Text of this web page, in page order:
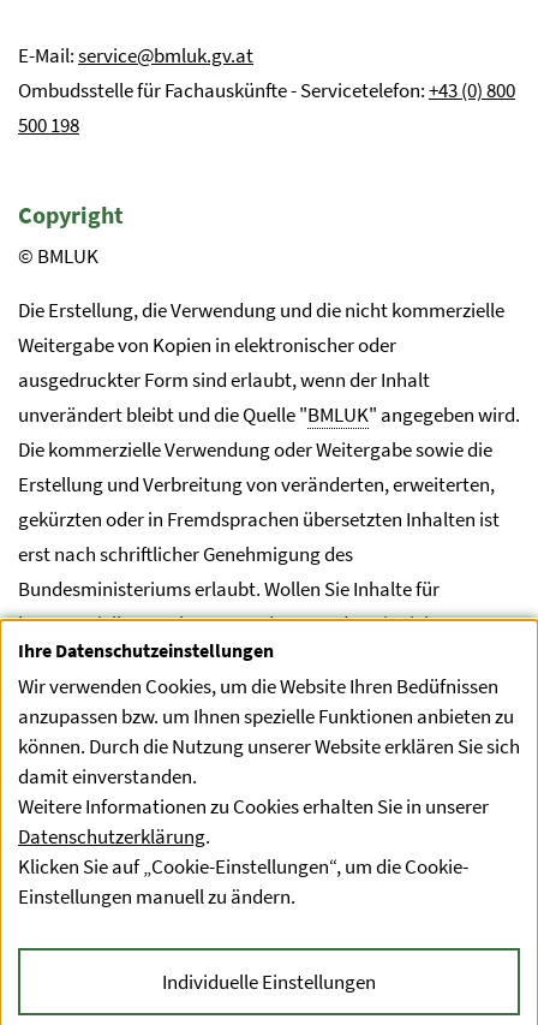
E-Mail:service@bmluk.gv.at
Ombudsstelle für Fachauskünfte - Servicetelefon:+43 (0) 800
500 198
Copyright
© BMLUK
Die Erstellung, die Verwendung und die nicht kommerzielle
Weitergabe von Kopien in elektronischer oder
ausgedruckter Form sind erlaubt, wenn der Inhalt
unverändert bleibt und die Quelle "BMLUK" angegeben wird.
Die kommerzielle Verwendung oder Weitergabe sowie die
Erstellung und Verbreitung von veränderten, erweiterten,
gekürzten oder in Fremdsprachen übersetzten Inhalten ist
erst nach schriftlicher Genehmigung des
Bundesministeriums erlaubt. Wollen Sie Inhalte für
kommerzielle Zwecke verwenden, wenden Sie sich an uns.
Design, Redaktion, Koordination und
Umsetzung
Bundesministerium für Land- und Forstwirtschaft, Klima-
und Umweltschutz, Regionen und Wasserwirtschaft
(BMLUK) und Agentur für Gesundheit und
Ernährungssicherheit GmbH(AGES
Datenschutzerklärung
Ihre Datenschutzeinstellungen
Wir verwenden Cookies, um die Website Ihren Bedüfnissen
anzupassen bzw. um Ihnen spezielle Funktionen anbieten zu
können. Durch die Nutzung unserer Website erklären Sie sich
damit einverstanden.
Weitere Informationen zu Cookies erhalten Sie in unserer
Datenschutzerklärung.
Klicken Sie auf „Cookie-Einstellungen“, um die Cookie-
Einstellungen manuell zu ändern.
Individuelle Einstellungen